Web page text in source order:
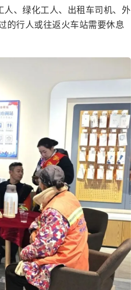
人、绿化工人、出租车司机、外
的行人或往返火车站需要休息